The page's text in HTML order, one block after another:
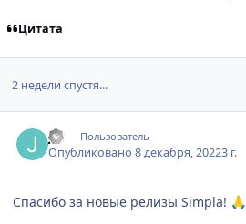
Цитата
2 недели спустя...
jcs Пользователь
Опубликовано8 декабря, 20223 г.
Спасибо за новые релизы Simpla! 🙏